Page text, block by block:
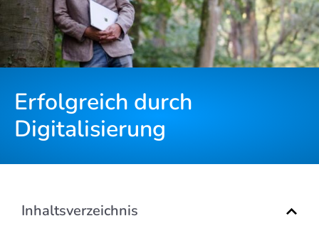
Erfolgreich durch
Digitalisierung
Inhaltsverzeichnis